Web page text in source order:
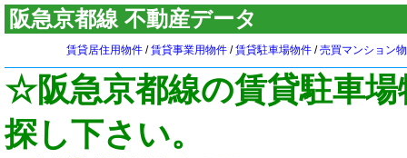
阪急京都線 不動産データ
賃貸居住用物件 /賃貸事業用物件 /賃貸駐車場物件 /売買マンション
☆阪急京都線の賃貸駐車
探し下さい。